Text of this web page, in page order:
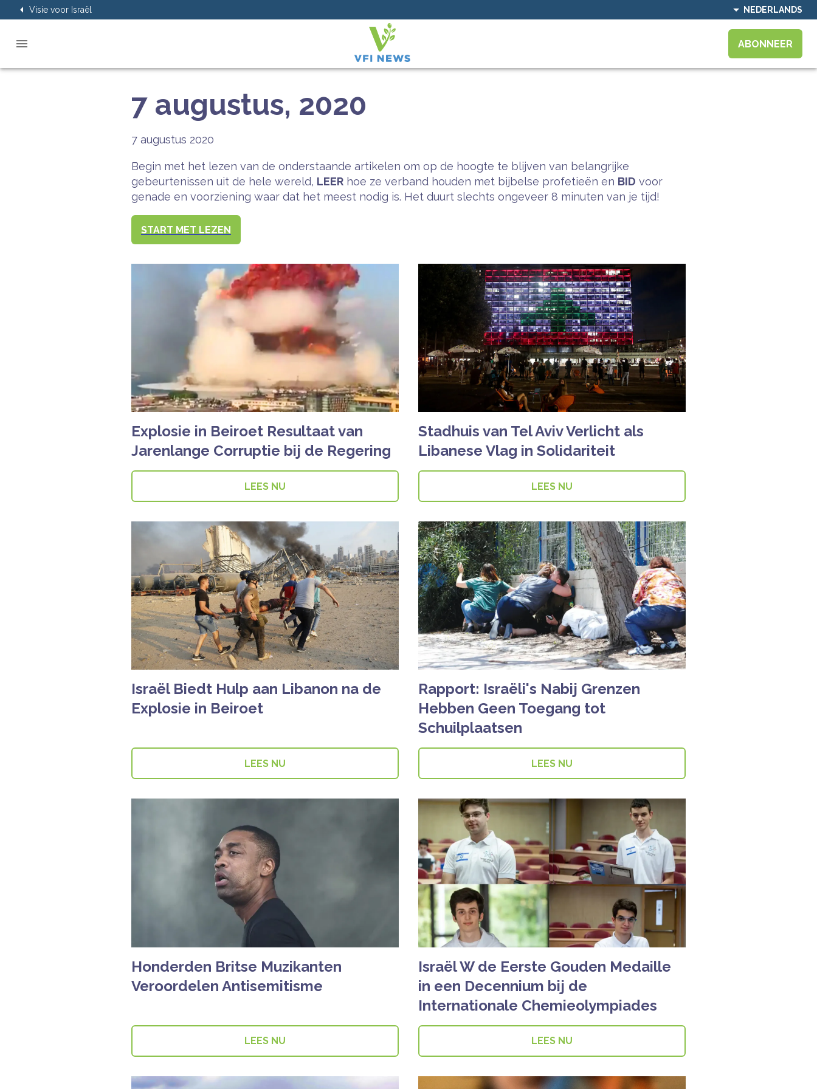
Visie voor Israël NEDERLANDS
ABONNEER
7 augustus, 2020
7 augustus 2020
Begin met het lezen van de onderstaande artikelen om op de hoogte te blijven van belangrijke
gebeurtenissen uit de hele wereld, LEER hoe ze verband houden met bijbelse profetieën en BID voor
genade en voorziening waar dat het meest nodig is. Het duurt slechts ongeveer 8 minuten van je tijd!
START MET LEZEN
Explosie in Beiroet Resultaat van
Jarenlange Corruptie bij de Regering
LEES NU
Stadhuis van Tel Aviv Verlicht als
Libanese Vlag in Solidariteit
LEES NU
Israël Biedt Hulp aan Libanon na de
Explosie in Beiroet
LEES NU
Rapport: Israëli's Nabij Grenzen
Hebben Geen Toegang tot
Schuilplaatsen
LEES NU
Honderden Britse Muzikanten
Veroordelen Antisemitisme
LEES NU
Israël W de Eerste Gouden Medaille
in een Decennium bij de
Internationale Chemieolympiades
LEES NU